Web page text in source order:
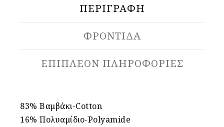
ΠΕΡΙΓΡΑΦΉ
ΦΡΟΝΤΙΔΑ
ΕΠΙΠΛΈΟΝ ΠΛΗΡΟΦΟΡΊΕΣ
83% Βαμβάκι-Cotton
16% Πολυαμίδιο-Polyamide